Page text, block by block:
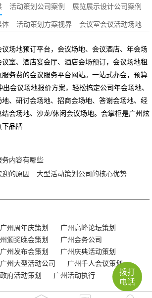
活动策划公司案例
展览展示设计公司案例
体
活动策划方案视界 会议室会议活动场地
场地预订平台，会议场地、会议酒店、年会场
室、酒店宴会厅、酒店会场预订，会议场地租
务费的会议服务平台网站。一站式办会，预算
会议场地报价方案，轻松搞定公司年会场地、
、研讨会场地、招商会场地、答谢会场地、经
会场地、沙龙/休闲会议场地。会掌柜是广州炫
品牌
内容有哪些
的原因
大型活动策划公司的核心优势
广州周年庆策划
广州高峰论坛策划
颁奖晚会策划
广州会务公司
广州发布会策划
广州庆典活动策划
广州大型活动公司
广州千人会议策划
府活动策划
广州活动执行
拨打
电话